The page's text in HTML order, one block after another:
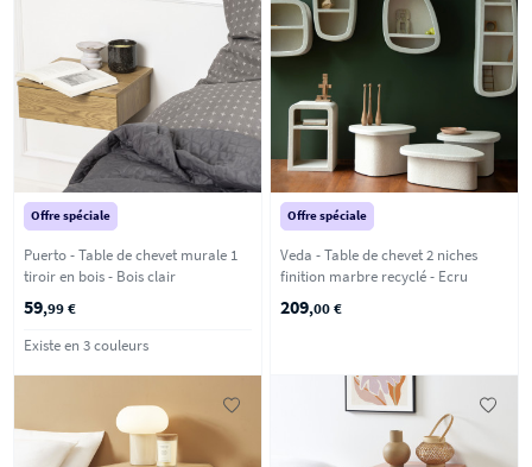
Offre spéciale
Puerto - Table de chevet murale 1
tiroir en bois - Bois clair
59,99 €
Existe en 3 couleurs
Offre spéciale
Veda - Table de chevet 2 niches
finition marbre recyclé - Ecru
209,00 €